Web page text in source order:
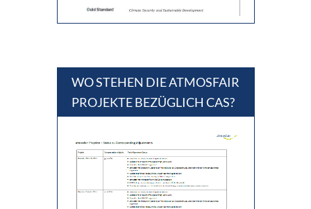
WO STEHEN DIE ATMOSFAIR
PROJEKTE BEZÜGLICH CAS?